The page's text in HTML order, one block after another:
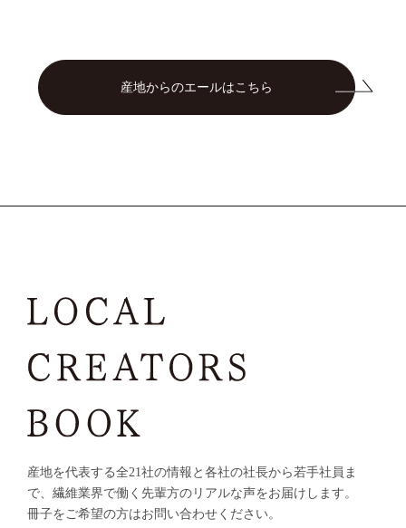
産地からのエールはこちら
産地を代表する全21社の情報と各社の社長から若手社員ま
で、 繊維業界で働く先輩方のリアルな声をお届けします。
冊子をご希望の方はお問い合わせください。